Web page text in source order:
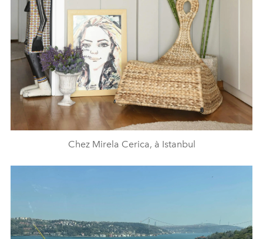
Chez Mirela Cerica, à Istanbul